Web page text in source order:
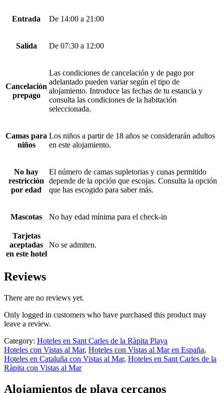
Entrada De 14:00 a 21:00
Salida De 07:30 a 12:00
Cancelación
prepago
Las condiciones de cancelación y de pago por
adelantado pueden variar según el tipo de
alojamiento. Introduce las fechas de tu estancia y
consulta las condiciones de la habitación
seleccionada.
Camas para
niños
Los niños a partir de 18 años se considerarán adultos
en este alojamiento.
No hay
restricción
por edad
El número de camas supletorias y cunas permitido
depende de la opción que escojas. Consulta la opción
que has escogido para saber más.
Mascotas No hay edad mínima para el check-in
Tarjetas
aceptadas
en este hotel
No se admiten.
Reviews
There are no reviews yet.
Only logged in customers who have purchased this product may
leave a review.
Category: Hoteles en Sant Carles de la Ràpita Playa
Hoteles con Vistas al Mar, Hoteles con Vistas al Mar en España,
Hoteles en Cataluña con Vistas al Mar, Hoteles en Sant Carles de la
Ràpita con Vistas al Mar
Alojamientos de playa cercanos